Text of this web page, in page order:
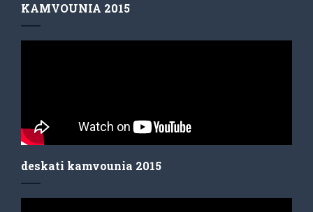
KAMVOUNIA 2015
deskati kamvounia 2015